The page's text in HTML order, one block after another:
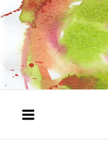
Zum
Inhalt
springen